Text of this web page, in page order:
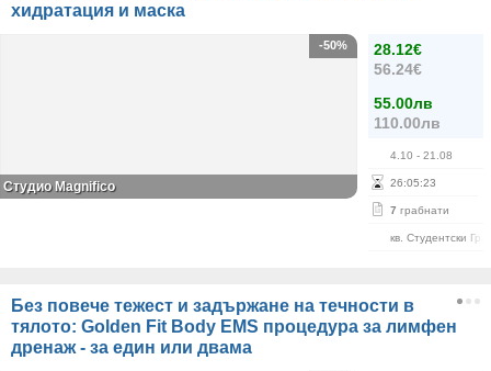
хидратация и маска
28.12€
56.24€
55.00лв
110.00лв
4.10 - 21.08
26:05:23
7 грабнати
кв. Студентски
-50%
Студио Magnifico
Без повече тежест и задържане на течности в
тялото: Golden Fit Body EMS процедура за лимфен
дренаж - за един или двама